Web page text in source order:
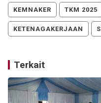
KEMNAKER TKM 2025
KETENAGAKERJAAN
Terkait